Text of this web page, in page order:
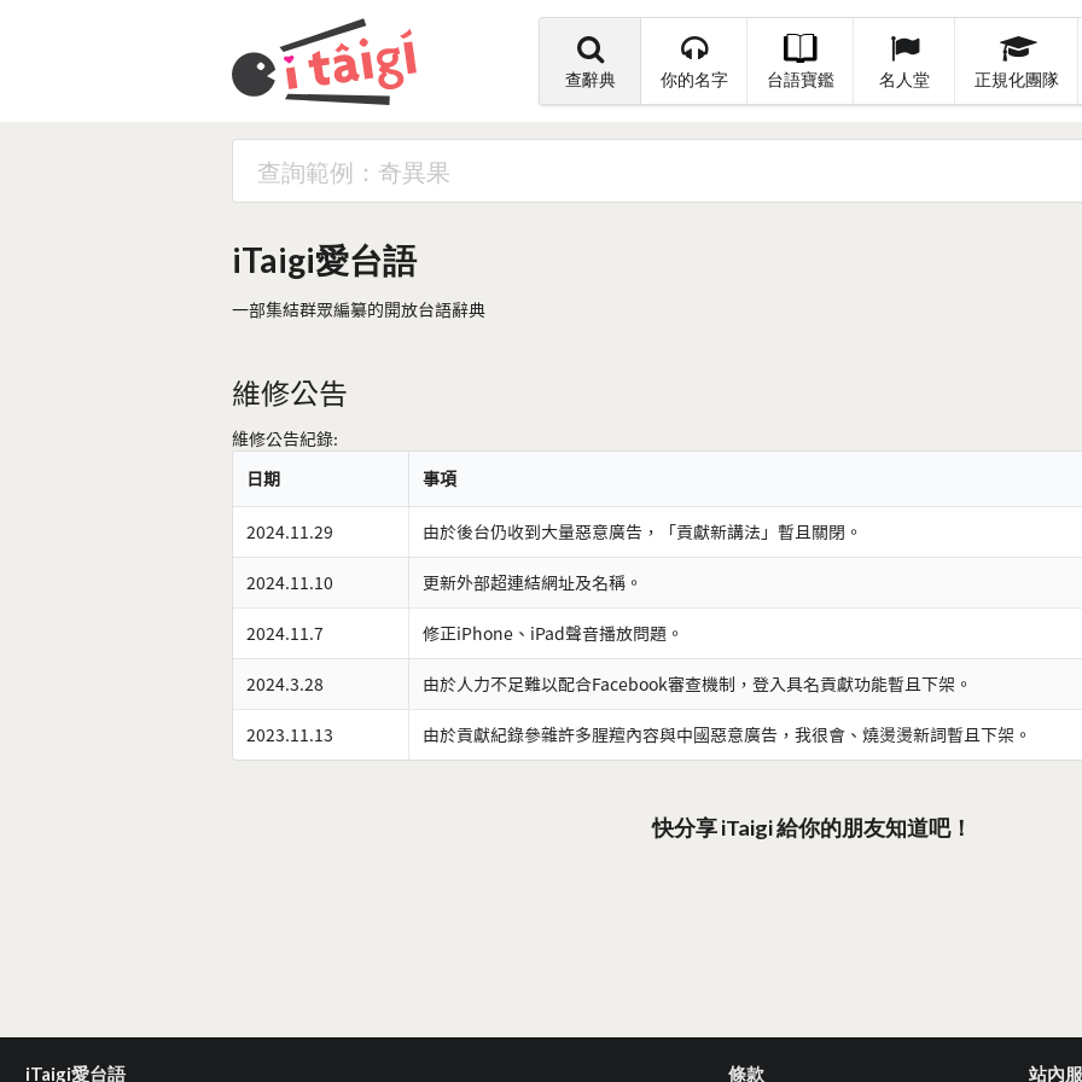
查辭典 你的名字 台語寶鑑 名人堂 正規化團隊
iTaigi愛台語
一部集結群眾編纂的開放台語辭典
維修公告
維修公告紀錄:
日期
事項
2024.11.29 由於後台仍收到大量惡意廣告，「貢獻新講法」暫且關閉。
2024.11.10 更新外部超連結網址及名稱。
2024.11.7 修正iPhone、iPad聲音播放問題。
2024.3.28 由於人力不足難以配合Facebook審查機制，登入具名貢獻功能暫且下架。
2023.11.13 由於貢獻紀錄參雜許多腥羶內容與中國惡意廣告，我很會、燒燙燙新詞暫且下架。
快分享 iTaigi 給你的朋友知道吧！
iTaigi愛台語 條款 站內